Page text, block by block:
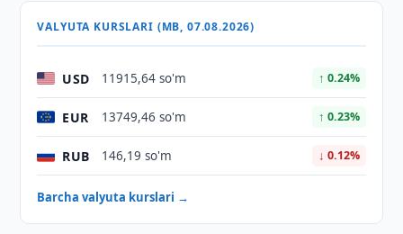
VALYUTA KURSLARI (MB, 07.08.2026)
USD 11915,64 so'm ↑ 0.24%
EUR 13749,46 so'm ↑ 0.23%
RUB 146,19 so'm ↓ 0.12%
Barcha valyuta kurslari →